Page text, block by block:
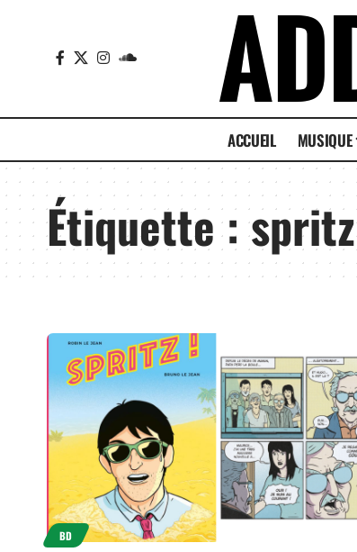
ACCUEIL MUSIQUE
Étiquette :spritz
BD